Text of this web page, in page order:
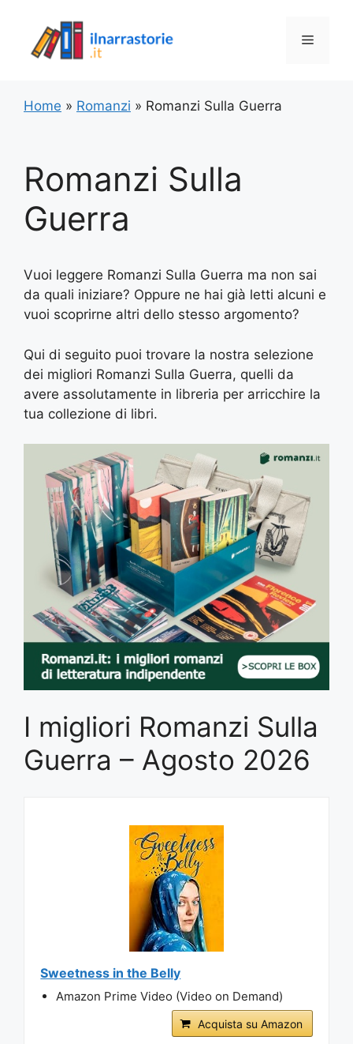
contenuto
Menu
Home » Romanzi » Romanzi Sulla Guerra
Romanzi Sulla
Guerra
Vuoi leggere Romanzi Sulla Guerra ma non sai
da quali iniziare? Oppure ne hai già letti alcuni e
vuoi scoprirne altri dello stesso argomento?
Qui di seguito puoi trovare la nostra selezione
dei migliori Romanzi Sulla Guerra, quelli da
avere assolutamente in libreria per arricchire la
tua collezione di libri.
I migliori Romanzi Sulla
Guerra – Agosto 2026
Sweetness in the Belly
Amazon Prime Video (Video on Demand)
Acquista su Amazon